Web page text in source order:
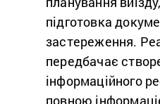
підготовка
застереження.
передбачає
інформаційного
повною